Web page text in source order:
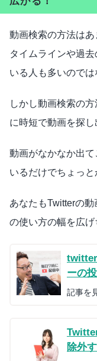
動画検索の方法は
タイムラインや過
いる人も多いのでは
しかし動画検索の
に時短で動画を探し
動画がなかなか出
いるだけでちょっと
あなたもTwitterの
の使い方の幅を広げ
ーの
記事を
除外